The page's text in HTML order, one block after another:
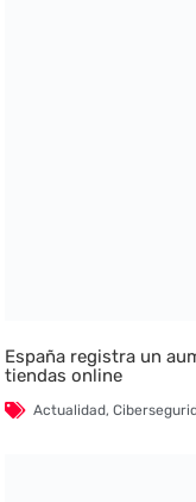
España registra un
tiendas online
Actualidad,